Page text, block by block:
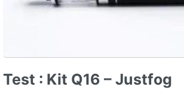
Test : Kit Q16 – Justfog